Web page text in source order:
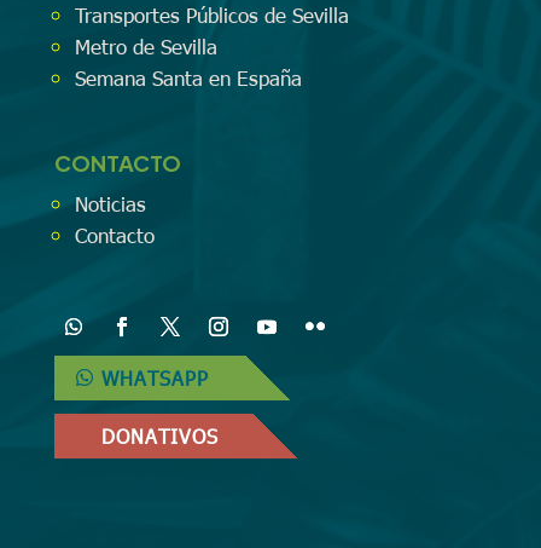
Transportes Públicos de Sevilla
Metro de Sevilla
Semana Santa en España
CONTACTO
Noticias
Contacto
WHATSAPP
DONATIVOS